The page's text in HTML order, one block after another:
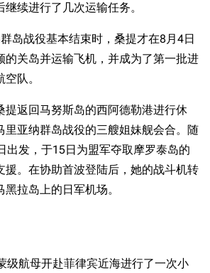
续进行了几次运输任务。
岛战役基本结束时，桑提才在8月4日
的关岛并运输飞机，并成为了第一批进
队。
提返回马努斯岛的西阿德勒港进行休
里亚纳群岛战役的三艘姐妹舰会合。随
出发，于15日为盟军夺取摩罗泰岛的
援。在协助首波登陆后，她的战斗机转
拉岛上的日军机场。
级航母开赴菲律宾近海进行了一次小